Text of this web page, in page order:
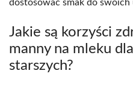
dostosować smak do swoich
Jakie są korzyści
manny na mleku
starszych?